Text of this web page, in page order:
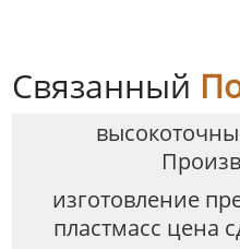
Связанный
изготовление
пластмасс цена